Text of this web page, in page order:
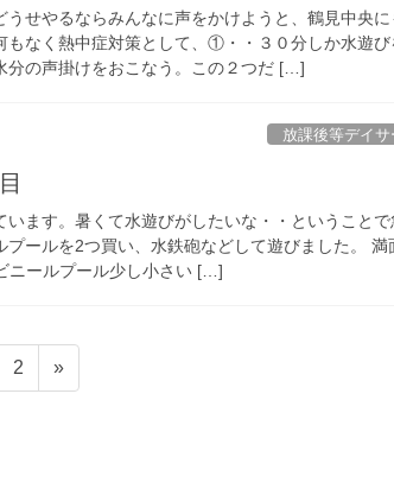
うせやるならみんなに声をかけようと、鶴見中央に
もなく熱中症対策として、①・・３０分しか水遊び
の声掛けをおこなう。この２つだ […]
放課後等デイサ
ます。暑くて水遊びがしたいな・・ということで
プールを2つ買い、水鉄砲などして遊びました。 満
ニールプール少し小さい […]
固
定
2 »